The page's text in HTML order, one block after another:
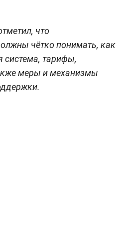
что
чётко понимать, как
система, тарифы,
меры и механизмы